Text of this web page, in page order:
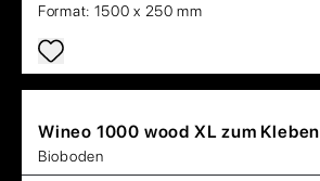
Format: 1500 x 250 mm
Wineo 1000 wood XL zum Kleben
Bioboden